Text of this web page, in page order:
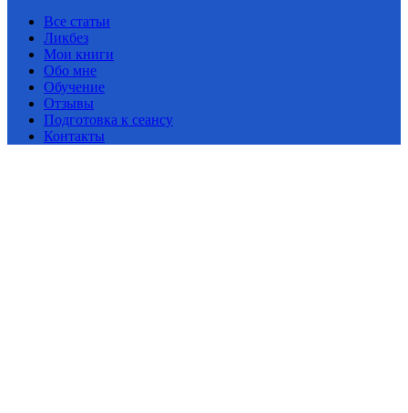
Все статьи
Ликбез
Мои книги
Обо мне
Обучение
Отзывы
Подготовка к сеансу
Контакты